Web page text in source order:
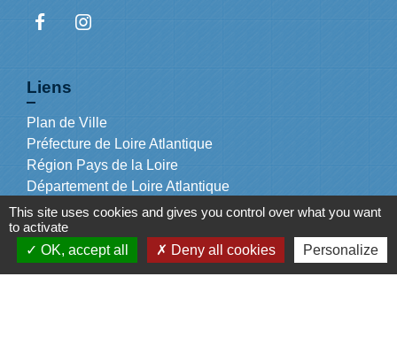
Liens
Plan de Ville
Préfecture de Loire Atlantique
Région Pays de la Loire
Département de Loire Atlantique
Nantes Métropole
Mentions légales Politique de confidentialité -
This site uses cookies and gives you control over what you want
to activate
OK, accept all
Deny all cookies Personalize